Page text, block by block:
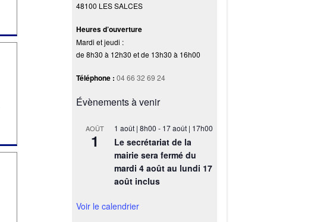
48100 LES SALCES
Heures d’ouverture
Mardi et jeudi :
de 8h30 à 12h30 et de 13h30 à 16h00
Téléphone : 04 66 32 69 24
Évènements à venir
AOÛT
1
1 août | 8h00 - 17 août | 17h00
Le secrétariat de la
mairie sera fermé du
mardi 4 août au lundi 17
août inclus
Voir le calendrier